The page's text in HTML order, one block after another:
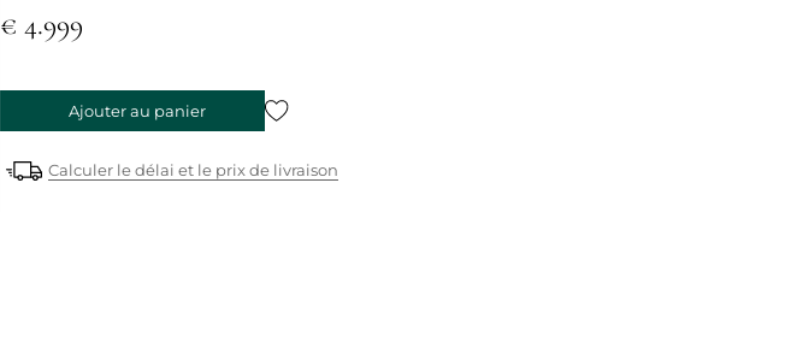
€ 4.999
Ajouter au panier
Calculer le délai et le prix de livraison